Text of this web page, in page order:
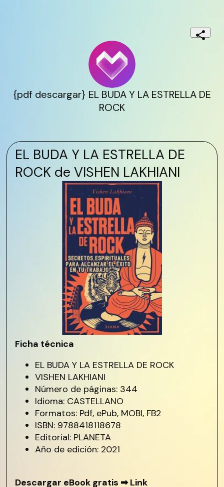
{pdf descargar} EL BUDA Y LA ESTRELLA DE
ROCK
EL BUDA Y LA ESTRELLA DE
ROCK de VISHEN LAKHIANI
Ficha técnica
EL BUDA Y LA ESTRELLA DE ROCK
VISHEN LAKHIANI
Número de páginas: 344
Idioma: CASTELLANO
Formatos: Pdf, ePub, MOBI, FB2
ISBN: 9788418118678
Editorial: PLANETA
Año de edición: 2021
Descargar eBook gratis ➡Link